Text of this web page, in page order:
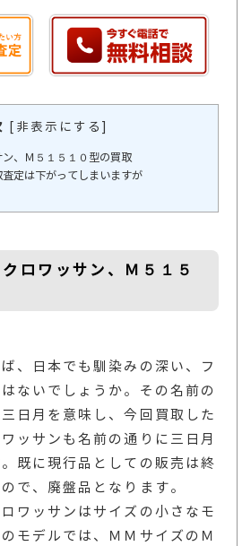
[ 非表示にする]
、Ｍ５１５１０型の買取
定は下がってしまいますが
ロワッサン、Ｍ５１５
、日本でも馴染みの深い、フ
ないでしょうか。その名前の
日月を意味し、今回買取した
ッサンも名前の通りに三日月
既に現行品としての販売は終
で、廃盤品となります。
ワッサンはサイズの小さなモ
モデルでは、ＭＭサイズのＭ